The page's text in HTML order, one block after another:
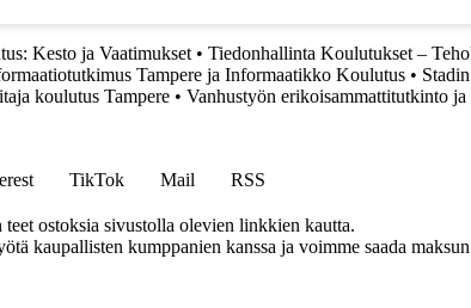
Kesto ja Vaatimukset • Tiedonhallinta Koulutukset –
Tampere ja Informaatikko Koulutus •
koulutus Tampere • Vanhustyön erikoisammattitutkinto
TikTok Mail
RSS
ostoksia sivustolla olevien linkkien kautta.
kaupallisten kumppanien kanssa ja voimme saada